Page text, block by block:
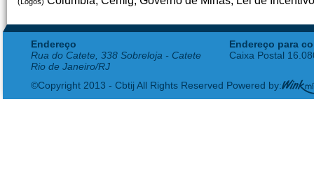
Endereço
Rua do Catete, 338 Sobreloja - Catete
Rio de Janeiro/RJ
Endereço para
Caixa Postal
©Copyright 2013 - Cbtij All Rights Reserved Powered by: